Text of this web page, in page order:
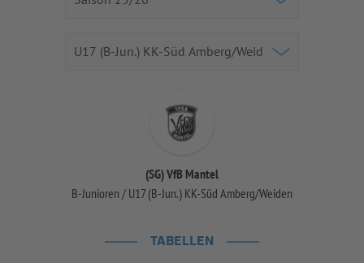
(SG) VfB Mantel
B-Junioren / U17 (B-Jun.) KK-Süd Amberg/Weiden
TABELLEN